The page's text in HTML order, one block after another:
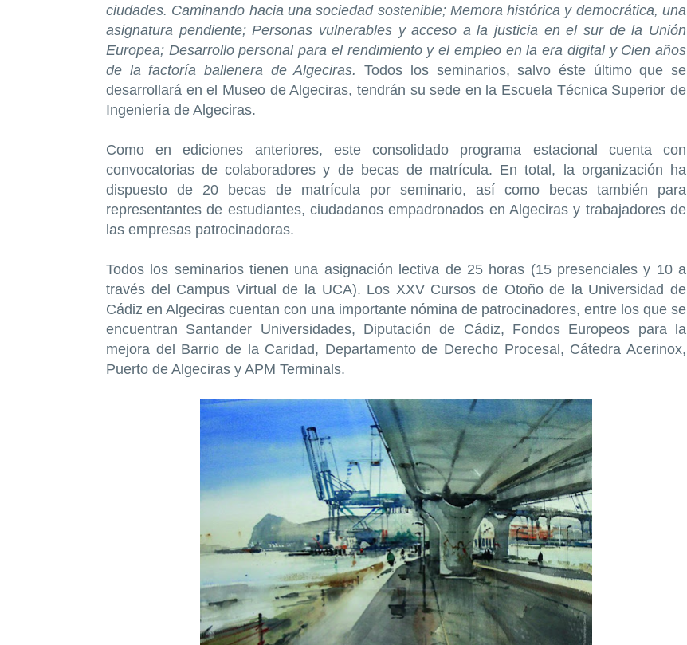
ciudades. Caminando hacia una sociedad sostenible; Memora histórica y democrática, una
asignatura pendiente; Personas vulnerables y acceso a la justicia en el sur de la Unión
Europea; Desarrollo personal para el rendimiento y el empleo en la era digital y Cien años
de la factoría ballenera de Algeciras.Todos los seminarios, salvo éste último que se
desarrollará en el Museo de Algeciras, tendrán su sede en la Escuela Técnica Superior de
Ingeniería de Algeciras.
Como en ediciones anteriores, este consolidado programa estacional cuenta con
convocatorias de colaboradores y de becas de matrícula. En total, la organización ha
dispuesto de 20 becas de matrícula por seminario, así como becas también para
representantes de estudiantes, ciudadanos empadronados en Algeciras y trabajadores de
las empresas patrocinadoras.
Todos los seminarios tienen una asignación lectiva de 25 horas (15 presenciales y 10 a
través del Campus Virtual de la UCA). Los XXV Cursos de Otoño de la Universidad de
Cádiz en Algeciras cuentan con una importante nómina de patrocinadores, entre los que se
encuentran Santander Universidades, Diputación de Cádiz, Fondos Europeos para la
mejora del Barrio de la Caridad, Departamento de Derecho Procesal, Cátedra Acerinox,
Puerto de Algeciras y APM Terminals.